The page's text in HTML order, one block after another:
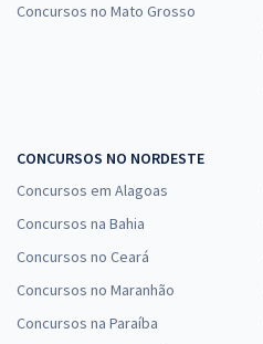
Concursos no Mato Grosso
CONCURSOS NO NORDESTE
Concursos em Alagoas
Concursos na Bahia
Concursos no Ceará
Concursos no Maranhão
Concursos na Paraíba